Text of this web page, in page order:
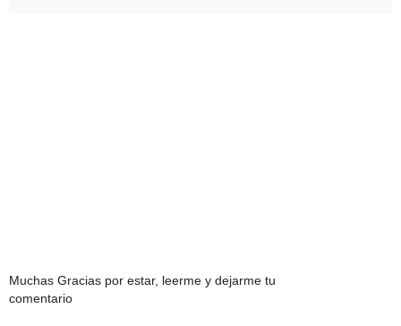
Muchas Gracias por estar, leerme y dejarme tu
comentario